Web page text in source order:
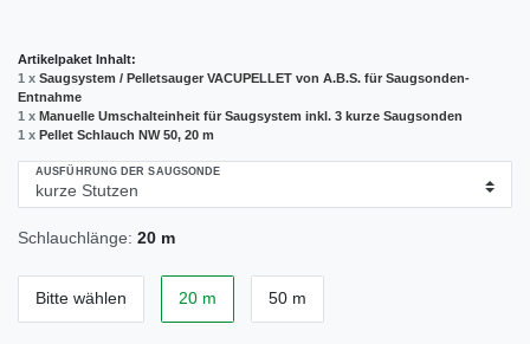
Artikelpaket Inhalt:
1 x Saugsystem / Pelletsauger VACUPELLET von A.B.S. für Saugsonden-
Entnahme
1 x Manuelle Umschalteinheit für Saugsystem inkl. 3 kurze Saugsonden
1 x Pellet Schlauch NW 50, 20 m
AUSFÜHRUNG DER SAUGSONDE
Schlauchlänge: 20 m
Bitte wählen 20 m 50 m